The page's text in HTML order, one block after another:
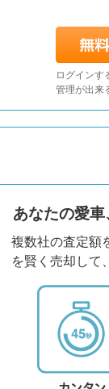
ログインす
管理が出来
あなたの愛車
複数社の査定額
を賢く売却して